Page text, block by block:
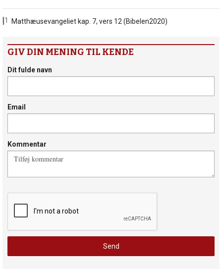
[1] Matthæusevangeliet kap. 7, vers 12 (Bibelen2020)
GIV DIN MENING TIL KENDE
Dit fulde navn
Email
Kommentar